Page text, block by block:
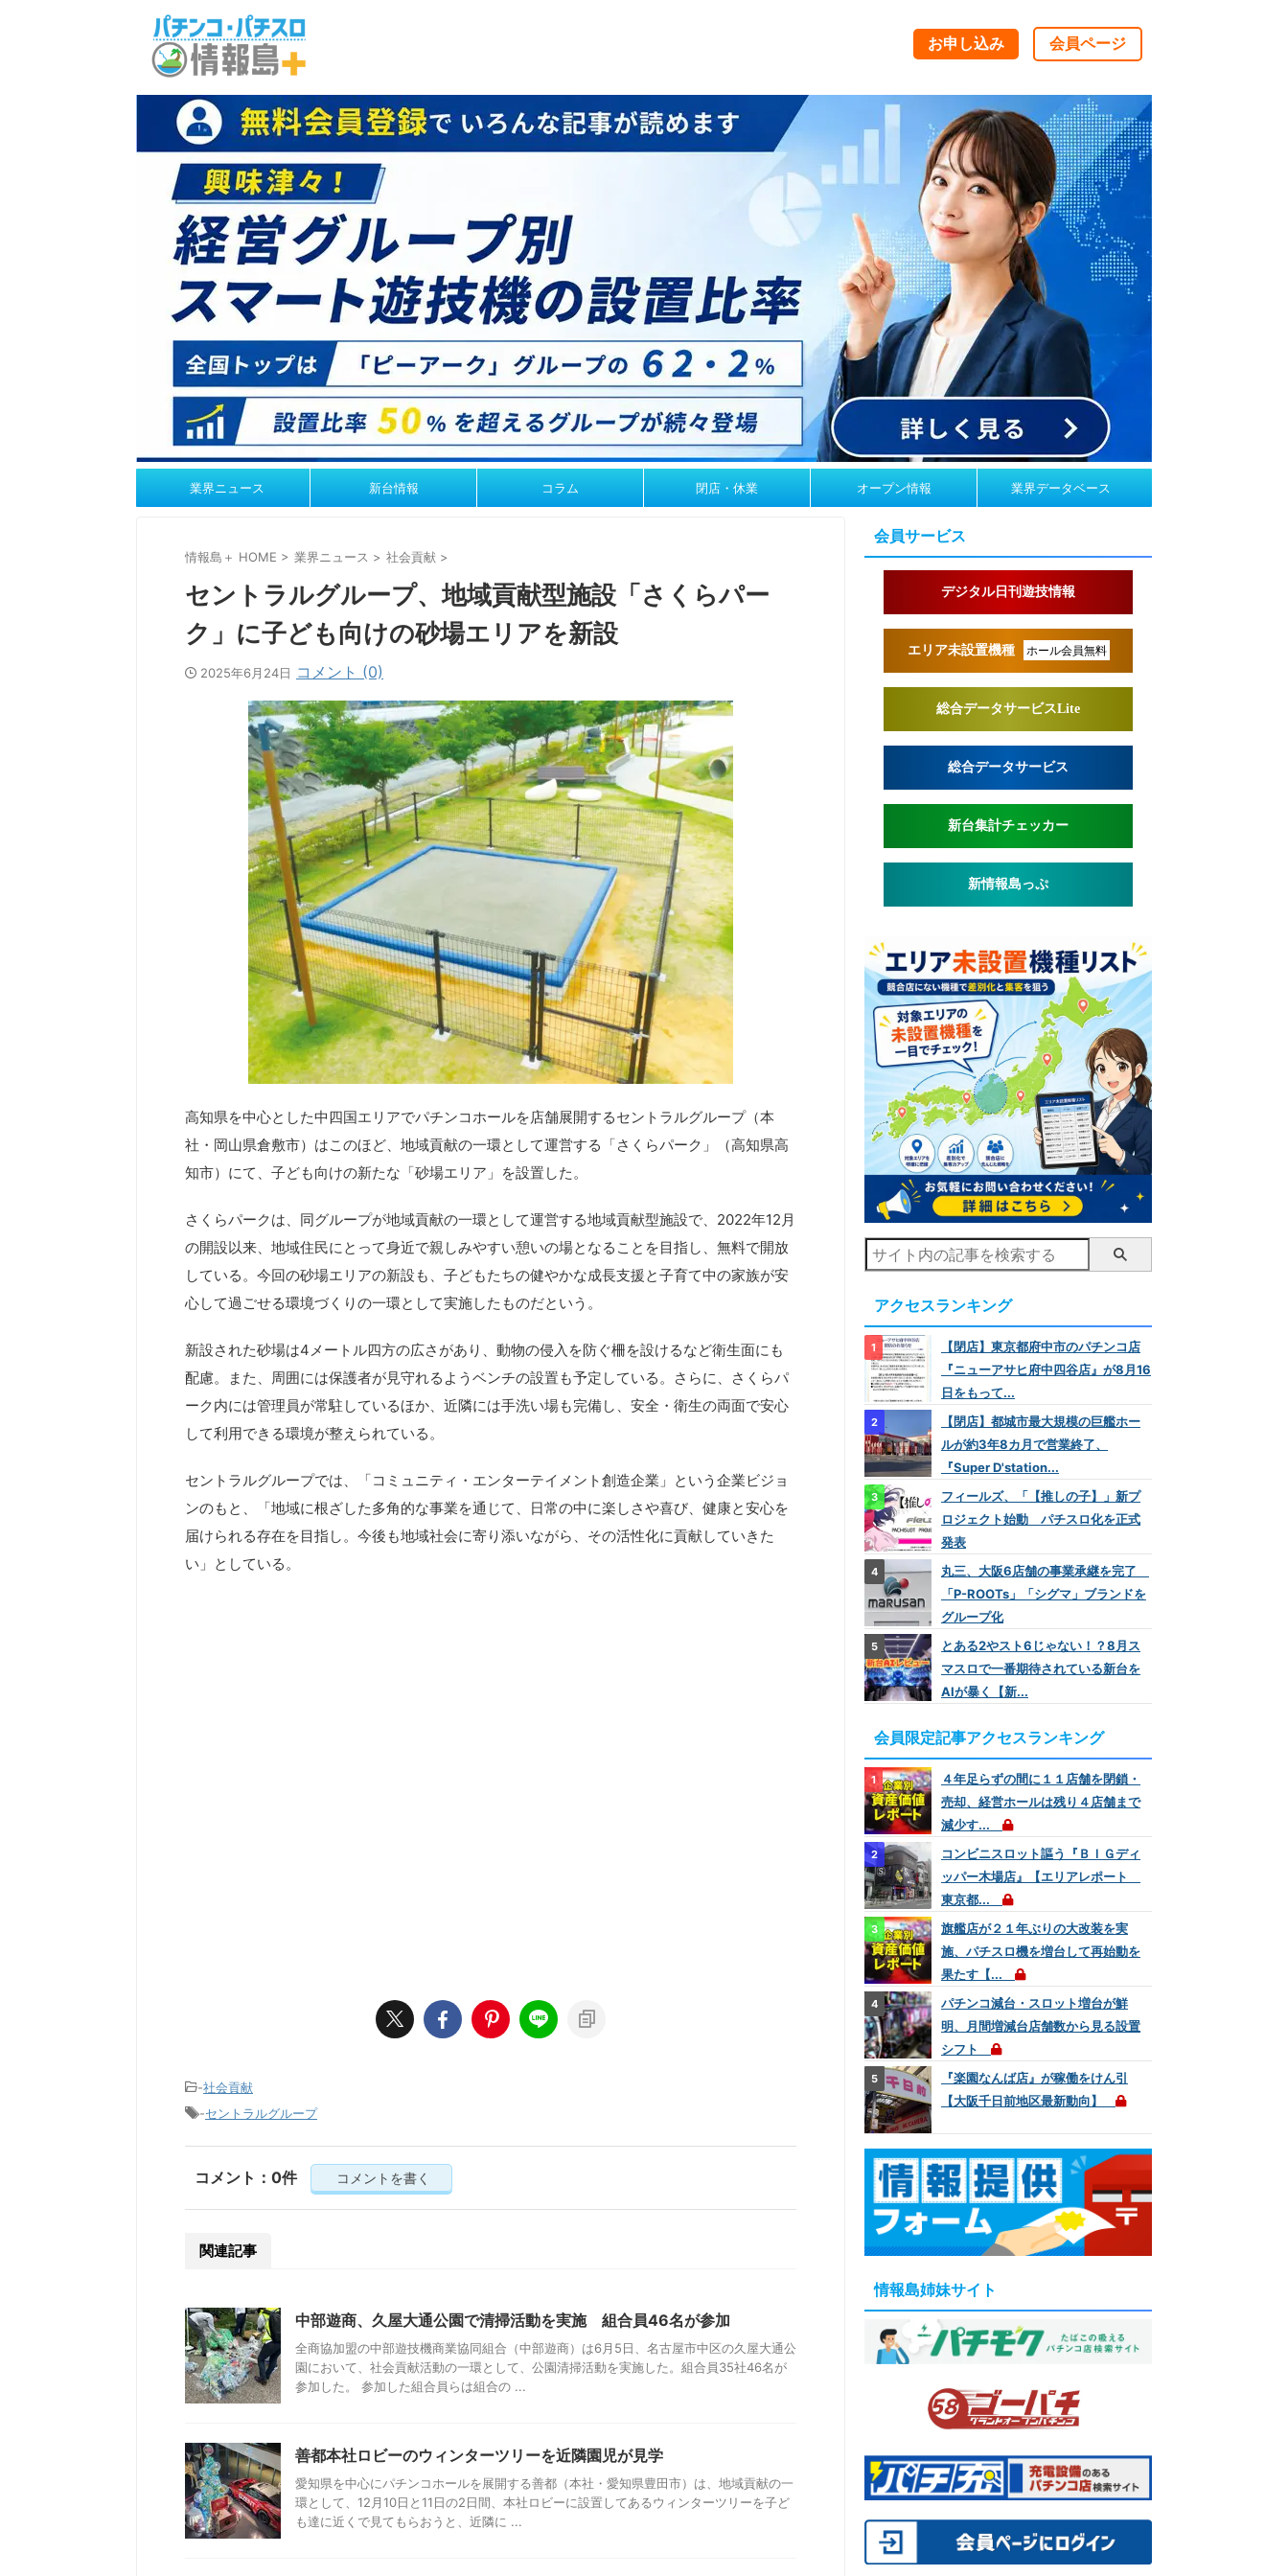
お申し込み 会員ページ
業界ニュース 新台情報 コラム 閉店・休業 オープン情報 業界データベース
情報島＋ HOME > 業界ニュース > 社会貢献 >
セントラルグループ、地域貢献型施設「さくらパー
ク」に子ども向けの砂場エリアを新設
2025年6月24日 コメント (0)
高知県を中心とした中四国エリアでパチンコホールを店舗展開するセントラルグループ（本
社・岡山県倉敷市）はこのほど、地域貢献の一環として運営する「さくらパーク」（高知県高
知市）にて、子ども向けの新たな「砂場エリア」を設置した。
さくらパークは、同グループが地域貢献の一環として運営する地域貢献型施設で、2022年12月
の開設以来、地域住民にとって身近で親しみやすい憩いの場となることを目指し、無料で開放
している。今回の砂場エリアの新設も、子どもたちの健やかな成長支援と子育て中の家族が安
心して過ごせる環境づくりの一環として実施したものだという。
新設された砂場は4メートル四方の広さがあり、動物の侵入を防ぐ柵を設けるなど衛生面にも
配慮。また、周囲には保護者が見守れるようベンチの設置も予定している。さらに、さくらパ
ーク内には管理員が常駐しているほか、近隣には手洗い場も完備し、安全・衛生の両面で安心
して利用できる環境が整えられている。
セントラルグループでは、「コミュニティ・エンターテイメント創造企業」という企業ビジョ
ンのもと、「地域に根ざした多角的な事業を通じて、日常の中に楽しさや喜び、健康と安心を
届けられる存在を目指し。今後も地域社会に寄り添いながら、その活性化に貢献していきた
い」としている。
-社会貢献
-セントラルグループ
コメント：0件 コメントを書く
関連記事
中部遊商、久屋大通公園で清掃活動を実施 組合員46名が参加
全商協加盟の中部遊技機商業協同組合（中部遊商）は6月5日、名古屋市中区の久屋大通公
園において、社会貢献活動の一環として、公園清掃活動を実施した。組合員35社46名が
参加した。 参加した組合員らは組合の ...
善都本社ロビーのウィンターツリーを近隣園児が見学
愛知県を中心にパチンコホールを展開する善都（本社・愛知県豊田市）は、地域貢献の一
環として、12月10日と11日の2日間、本社ロビーに設置してあるウィンターツリーを子ど
も達に近くで見てもらおうと、近隣に ...
会員サービス
デジタル日刊遊技情報
エリア未設置機種 ホール会員無料
総合データサービスLite
総合データサービス
新台集計チェッカー
新情報島っぷ
アクセスランキング
【閉店】東京都府中市のパチンコ店
『ニューアサヒ府中四谷店』が8月16
日をもって...
【閉店】都城市最大規模の巨艦ホー
ルが約3年8カ月で営業終了、
『Super D'station...
フィールズ、「【推しの子】」新プ
ロジェクト始動 パチスロ化を正式
発表
丸三、大阪6店舗の事業承継を完了
「P-ROOTs」「シグマ」ブランドを
グループ化
とある2やスト6じゃない！？8月ス
マスロで一番期待されている新台を
AIが暴く【新...
会員限定記事アクセスランキング
４年足らずの間に１１店舗を閉鎖・
売却、経営ホールは残り４店舗まで
減少す...
コンビニスロット謳う『ＢＩＧディ
ッパー木場店』【エリアレポート
東京都...
旗艦店が２１年ぶりの大改装を実
施、パチスロ機を増台して再始動を
果たす【...
パチンコ減台・スロット増台が鮮
明、月間増減台店舗数から見る設置
シフト
『楽園なんば店』が稼働をけん引
【大阪千日前地区最新動向】
情報島姉妹サイト